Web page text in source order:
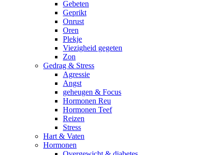
Gebeten
Geprikt
Onrust
Oren
Plekje
Viezigheid gegeten
Zon
Gedrag & Stress
Agressie
Angst
geheugen & Focus
Hormonen Reu
Hormonen Teef
Reizen
Stress
Hart & Vaten
Hormonen